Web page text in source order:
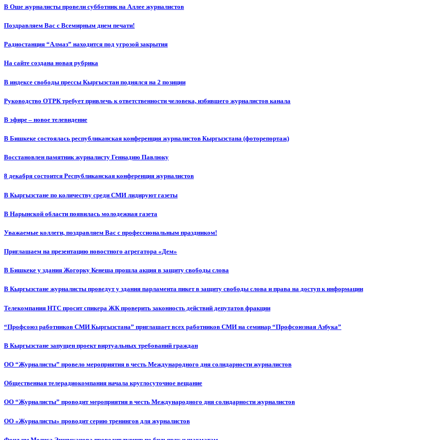
В Оше журналисты провели субботник на Аллее журналистов
Поздравляем Вас с Всемирным днем печати!
Радиостанция “Алмаз” находится под угрозой закрытия
На сайте создана новая рубрика
В индексе свободы прессы Кыргызстан поднялся на 2 позиции
Руководство ОТРК требует привлечь к ответственности человека, избившего журналистов канала
В эфире – новое телевидение
В Бишкеке состоялась республиканская конференция журналистов Кыргызстана (фоторепортаж)
Восстановлен памятник журналисту Геннадию Павлюку
8 декабря состоится Республиканская конференция журналистов
В Кыргызстане по количеству среди СМИ лидируют газеты
В Нарынской области появилась молодежная газета
Уважаемые коллеги, поздравляем Вас с профессиональным праздником!
Приглашаем на презентацию новостного агрегатора «Дем»
В Бишкеке у здания Жогорку Кенеша прошла акция в защиту свободы слова
В Кыргызстане журналисты проведут у здания парламента пикет в защиту свободы слова и права на доступ к информации
Телекомпания НТС просит спикера ЖК проверить законность действий депутатов фракции
“Профсоюз работников СМИ Кыргызстана” приглашает всех работников СМИ на семинар “Профсоюзная Азбука”
В Кыргызстане запущен проект виртуальных требований граждан
ОО “Журналисты” провело мероприятия в честь Международного дня солидарности журналистов
Общественная телерадиокомпания начала круглосуточное вещание
ОО “Журналисты” проводит мероприятия в честь Международного дня солидарности журналистов
ОО «Журналисты» проводит серию тренингов для журналистов